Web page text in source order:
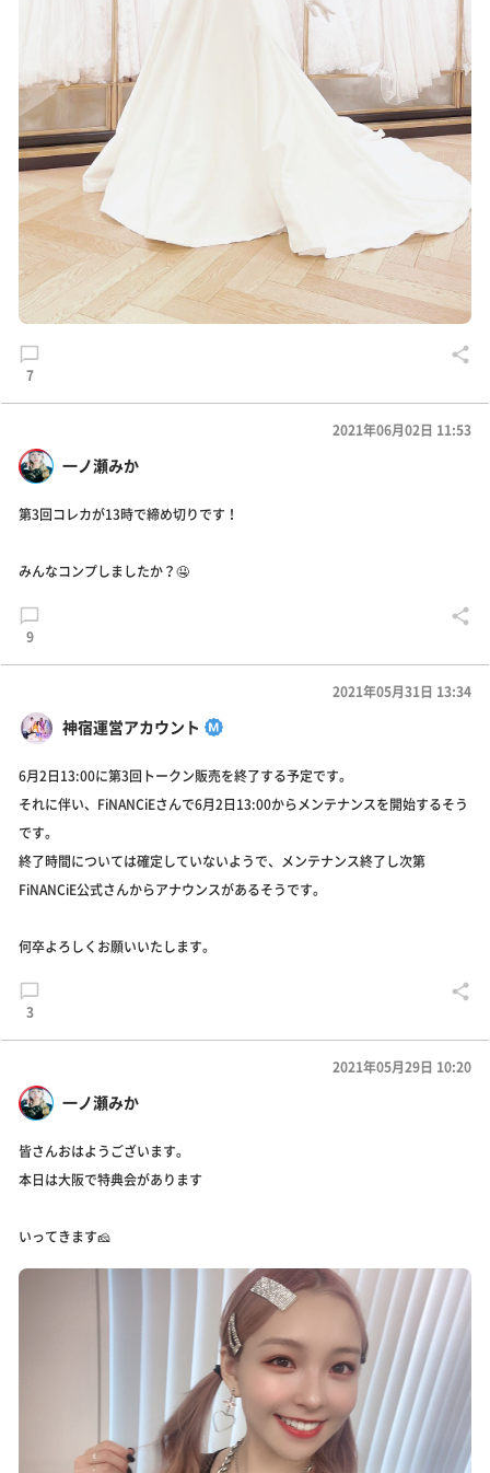
7
一ノ瀬みか
2021年06月02日 11:53
第3回コレカが13時で締め切りです！
みんなコンプしましたか？🤤
9
神宿運営アカウント
2021年05月31日 13:34
6月2日13:00に第3回トークン販売を終了する予定です。
それに伴い、FiNANCiEさんで6月2日13:00からメンテナンスを開始するそう
です。
終了時間については確定していないようで、メンテナンス終了し次第
FiNANCiE公式さんからアナウンスがあるそうです。
何卒よろしくお願いいたします。
3
一ノ瀬みか
2021年05月29日 10:20
皆さんおはようございます。
本日は大阪で特典会があります
いってきます🧀